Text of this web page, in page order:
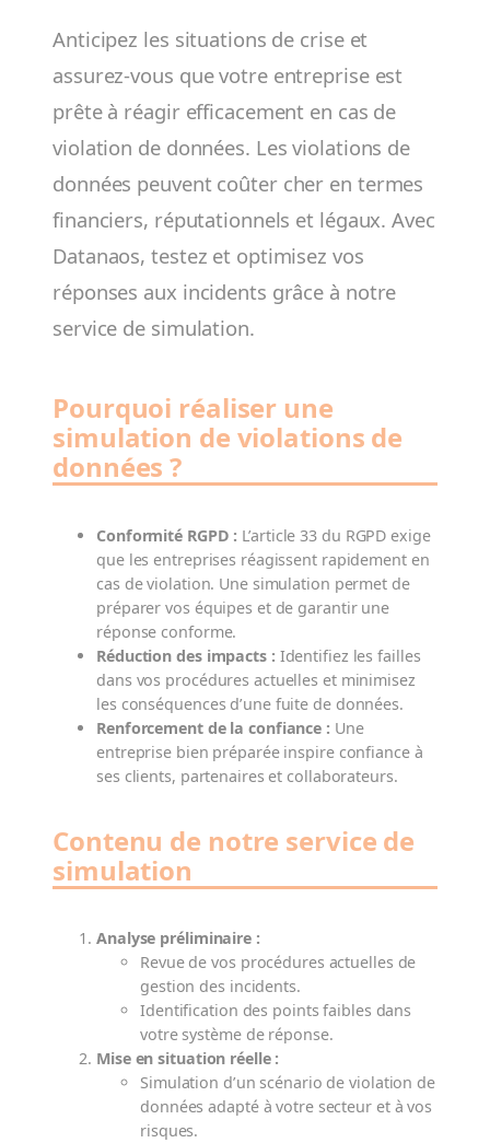
Anticipez les situations de crise et
assurez-vous que votre entreprise est
prête à réagir efficacement en cas de
violation de données. Les violations de
données peuvent coûter cher en termes
financiers, réputationnels et légaux. Avec
Datanaos, testez et optimisez vos
réponses aux incidents grâce à notre
service de simulation.
Pourquoi réaliser une
simulation de violations de
données ?
Conformité RGPD : L’article 33 du RGPD exige
que les entreprises réagissent rapidement en
cas de violation. Une simulation permet de
préparer vos équipes et de garantir une
réponse conforme.
Réduction des impacts : Identifiez les failles
dans vos procédures actuelles et minimisez
les conséquences d’une fuite de données.
Renforcement de la confiance : Une
entreprise bien préparée inspire confiance à
ses clients, partenaires et collaborateurs.
Contenu de notre service de
simulation
Analyse préliminaire :
Revue de vos procédures actuelles de
gestion des incidents.
Identification des points faibles dans
votre système de réponse.
Mise en situation réelle :
Simulation d’un scénario de violation de
données adapté à votre secteur et à vos
risques.